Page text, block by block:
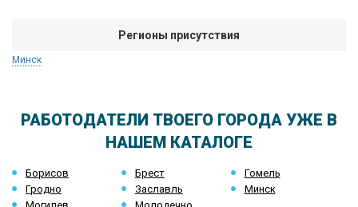
Регионы присутствия
Минск
РАБОТОДАТЕЛИ ТВОЕГО ГОРОДА УЖЕ В
НАШЕМ КАТАЛОГЕ
Борисов Брест
Гомель
Гродно
Заславль
Минск